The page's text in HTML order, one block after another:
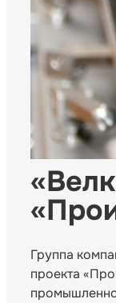
Группа
проекта